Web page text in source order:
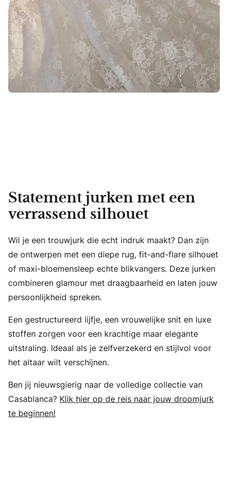
Statement jurken met een
verrassend silhouet
Wil je een trouwjurk die echt indruk maakt? Dan zijn
de ontwerpen met een diepe rug, fit-and-flare silhouet
of maxi-bloemensleep echte blikvangers. Deze jurken
combineren glamour met draagbaarheid en laten jouw
persoonlijkheid spreken.
Een gestructureerd lijfje, een vrouwelijke snit en luxe
stoffen zorgen voor een krachtige maar elegante
uitstraling. Ideaal als je zelfverzekerd en stijlvol voor
het altaar wilt verschijnen.
Ben jij nieuwsgierig naar de volledige collectie van
Casablanca? Klik hier op de reis naar jouw droomjurk
te beginnen!